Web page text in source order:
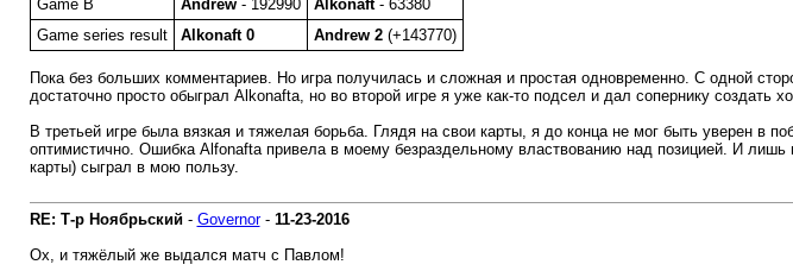
Game B
Andrew- 192990 Alkonaft- 63380
Game series result
Alkonaft 0 Andrew 2(+143770)
Пока без больших комментариев. Но игра получилась и сложная и простая одновременно. С одной
достаточно просто обыграл Alkonafta, но во второй игре я уже как-то подсел и дал сопернику создать
В третьей игре была вязкая и тяжелая борьба. Глядя на свои карты, я до конца не мог быть уверен
оптимистично. Ошибка Alfonafta привела в моему безраздельному властвованию над позицией. И
карты) сыграл в мою пользу.
RE: Т-р Ноябрьский- Governor- 11-23-2016
Ох, и тяжёлый же выдался матч с Павлом!